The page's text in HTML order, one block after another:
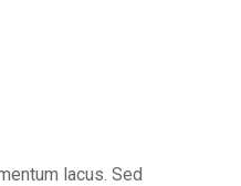
lacus. Sed